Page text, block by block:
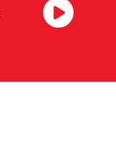
Descarga la APP